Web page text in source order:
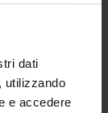
dati
utilizzando
e accedere